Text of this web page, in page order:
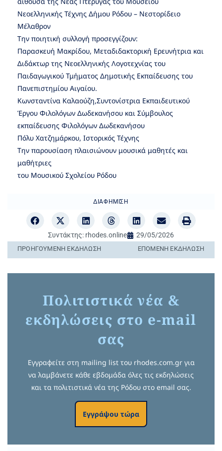
Νεοελληνικής Τέχνης Δήμου Ρόδου – Νεστορίδειο
Μέλαθρον
Την ποιητική συλλογή προσεγγίζουν:
Παρασκευή Μακρίδου, Μεταδιδακτορική Ερευνήτρια και
Διδάκτωρ της Νεοελληνικής Λογοτεχνίας του
Παιδαγωγικού Τμήματος Δημοτικής Εκπαίδευσης του
Πανεπιστημίου Αιγαίου.
Κωνσταντίνα Καλαούζη,Συντονίστρια Εκπαιδευτικού
Έργου Φιλολόγων Δωδεκανήσου και Σύμβουλος
εκπαίδευσης Φιλολόγων Δωδεκανήσου
Πόλυ Χατζημάρκου, Ιστορικός Τέχνης
Την παρουσίαση πλαισιώνουν μουσικά μαθητές και
μαθήτριες
του Μουσικού Σχολείου Ρόδου
ΔΙΑΦΉΜΙΣΗ
Συντάκτης: rhodes.online 29/05/2026
ΠΡΟΗΓΟΎΜΕΝΗ ΕΚΔΉΛΩΣΗ ΕΠΌΜΕΝΗ ΕΚΔΉΛΩΣΗ
Πολιτιστικά νέα &
εκδηλώσεις στο e-mail
σας
Εγγραφείτε στη mailing list του rhodes.com.gr για
να λαμβάνετε κάθε εβδομάδα όλες τις εκδηλώσεις
και τα πολιτιστικά νέα της Ρόδου στο email σας.
Εγγράψου τώρα